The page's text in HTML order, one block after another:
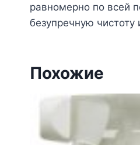
равномерно по всей
безупречную
Похожие